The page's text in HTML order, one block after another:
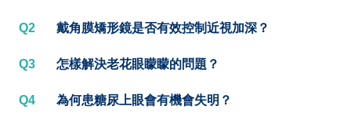
Q2 戴角膜矯形鏡是否有效控制近視加深？
Q3 怎樣解決老花眼矇矇的問題？
Q4 為何患糖尿上眼會有機會失明？